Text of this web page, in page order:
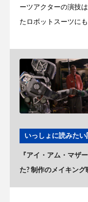
ーツアクターの演技
たロボットスーツにも
いっしょに読みたい
『アイ・アム・マザ
た? 制作のメイキング